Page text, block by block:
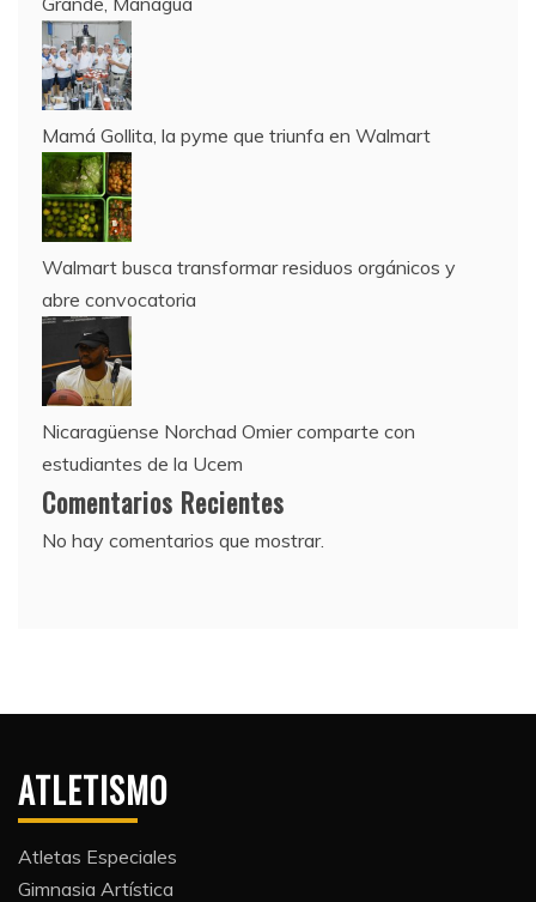
Mamá Gollita, la pyme que triunfa en Walmart
Walmart busca transformar residuos orgánicos y
abre convocatoria
Nicaragüense Norchad Omier comparte con
estudiantes de la Ucem
Comentarios Recientes
No hay comentarios que mostrar.
ATLETISMO
Atletas Especiales
Gimnasia Artística